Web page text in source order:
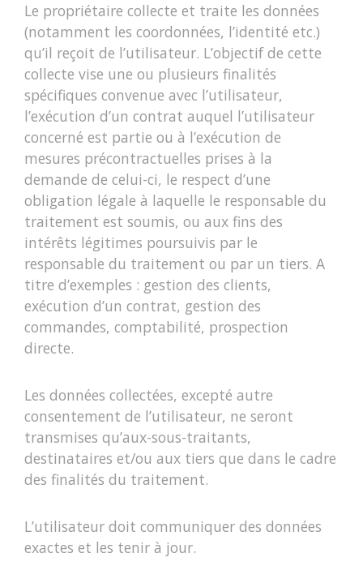
Le propriétaire collecte et traite les données
(notamment les coordonnées, l’identité etc.)
qu’il reçoit de l’utilisateur. L’objectif de cette
collecte vise une ou plusieurs finalités
spécifiques convenue avec l’utilisateur,
l’exécution d’un contrat auquel l’utilisateur
concerné est partie ou à l’exécution de
mesures précontractuelles prises à la
demande de celui-ci, le respect d’une
obligation légale à laquelle le responsable du
traitement est soumis, ou aux fins des
intérêts légitimes poursuivis par le
responsable du traitement ou par un tiers. A
titre d’exemples : gestion des clients,
exécution d’un contrat, gestion des
commandes, comptabilité, prospection
directe.
Les données collectées, excepté autre
consentement de l’utilisateur, ne seront
transmises qu’aux-sous-traitants,
destinataires et/ou aux tiers que dans le cadre
des finalités du traitement.
L’utilisateur doit communiquer des données
exactes et les tenir à jour.